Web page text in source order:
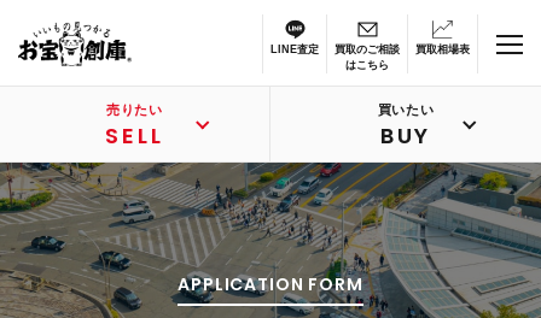
LINE査定
買取のご相談
はこちら
買取相場表
売りたい
SELL
買いたい
BUY
APPLICATION FORM